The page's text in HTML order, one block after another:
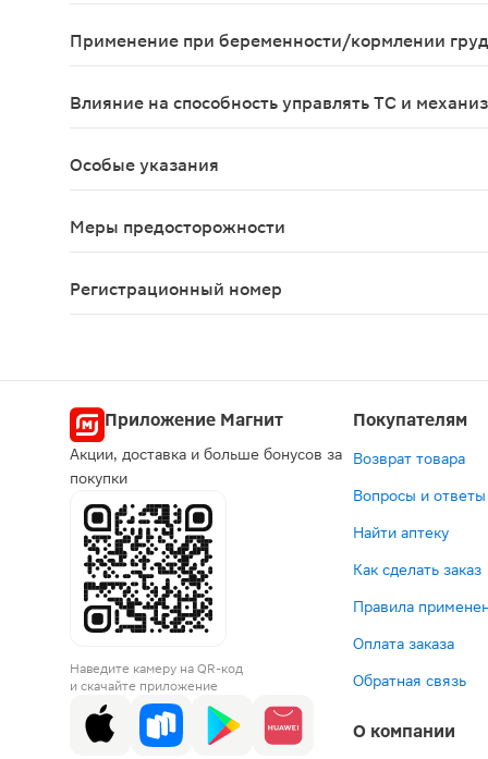
Применение при беременности/кормлении
Влияние на способность управлять ТС и
Особые указания
Меры предосторожности
Регистрационный номер
Приложение Магнит
Акции, доставка и больше бонусов за
покупки
Наведите камеру на QR-код
и скачайте приложение
Покупателям
Возврат товара
Вопросы и ответы
Найти аптеку
Как сделать заказ
Правила
Оплата заказа
Обратная связь
О компании